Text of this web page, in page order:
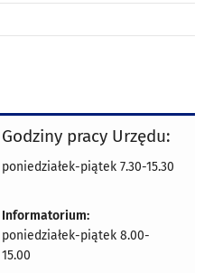
Godziny pracy Urzędu:
poniedziałek-piątek 7.30-15.30
Informatorium:
poniedziałek-piątek 8.00-
15.00